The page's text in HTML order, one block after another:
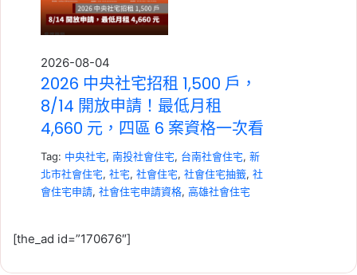
2026-08-04
2026 中央社宅招租 1,500 戶，
8/14 開放申請！最低月租
4,660 元，四區 6 案資格一次看
Tag: 中央社宅, 南投社會住宅, 台南社會住宅, 新
北市社會住宅, 社宅, 社會住宅, 社會住宅抽籤, 社
會住宅申請, 社會住宅申請資格, 高雄社會住宅
[the_ad id=”170676″]